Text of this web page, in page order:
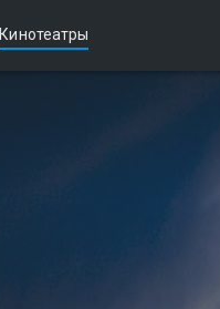
Кинотеатры